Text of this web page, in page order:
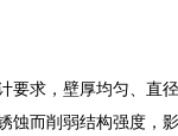
要求，壁厚均匀、直
而削弱结构强度，